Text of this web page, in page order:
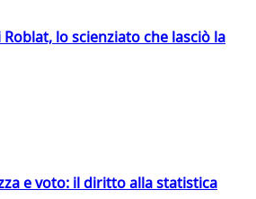
lo scienziato che lasciò la
e voto: il diritto alla statistica